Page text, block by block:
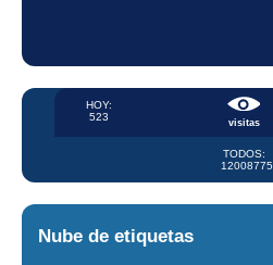
visitas
HOY:
523
TODOS:
12008775
Nube de etiquetas